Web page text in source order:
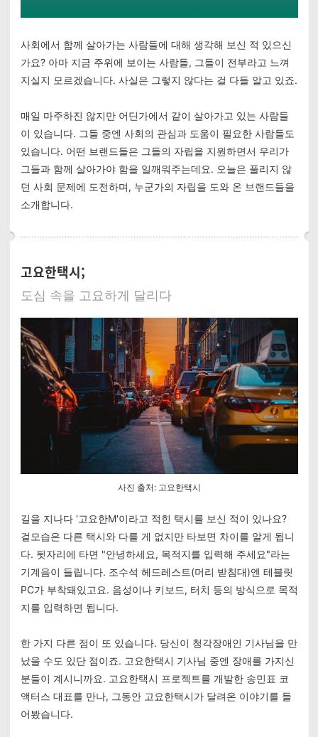
사회에서 함께 살아가는 사람들에 대해 생각해 보신 적 있으신
가요? 아마 지금 주위에 보이는 사람들, 그들이 전부라고 느껴
지실지 모르겠습니다. 사실은 그렇지 않다는 걸 다들 알고 있죠.
매일 마주하진 않지만 어딘가에서 같이 살아가고 있는 사람들
이 있습니다. 그들 중엔 사회의 관심과 도움이 필요한 사람들도
있습니다. 어떤 브랜드들은 그들의 자립을 지원하면서 우리가
그들과 함께 살아가야 함을 일깨워주는데요. 오늘은 풀리지 않
던 사회 문제에 도전하며, 누군가의 자립을 도와 온 브랜드들을
소개합니다.
고요한택시;
도심 속을 고요하게 달리다
사진 출처: 고요한택시
길을 지나다 '고요한M'이라고 적힌 택시를 보신 적이 있나요?
겉모습은 다른 택시와 다를 게 없지만 타보면 차이를 알게 됩니
다. 뒷자리에 타면 "안녕하세요, 목적지를 입력해 주세요"라는
기계음이 들립니다. 조수석 헤드레스트(머리 받침대)엔 테블릿
PC가 부착돼있고요. 음성이나 키보드, 터치 등의 방식으로 목적
지를 입력하면 됩니다.
한 가지 다른 점이 또 있습니다. 당신이 청각장애인 기사님을 만
났을 수도 있단 점이죠. 고요한택시 기사님 중엔 장애를 가지신
분들이 계시니까요. 고요한택시 프로젝트를 개발한 송민표 코
액터스 대표를 만나, 그동안 고요한택시가 달려온 이야기를 들
어봤습니다.